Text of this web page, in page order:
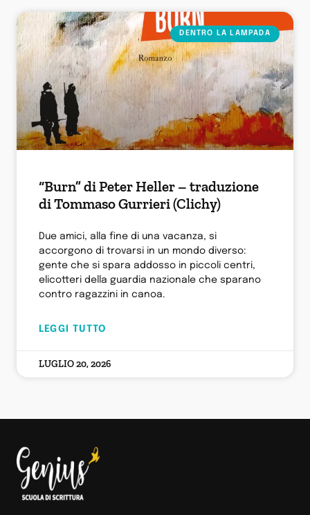
DENTRO LA LAMPADA
“Burn” di Peter Heller – traduzione
di Tommaso Gurrieri (Clichy)
Due amici, alla fine di una vacanza, si
accorgono di trovarsi in un mondo diverso:
gente che si spara addosso in piccoli centri,
elicotteri della guardia nazionale che sparano
contro ragazzini in canoa.
LEGGI TUTTO
LUGLIO 20, 2026